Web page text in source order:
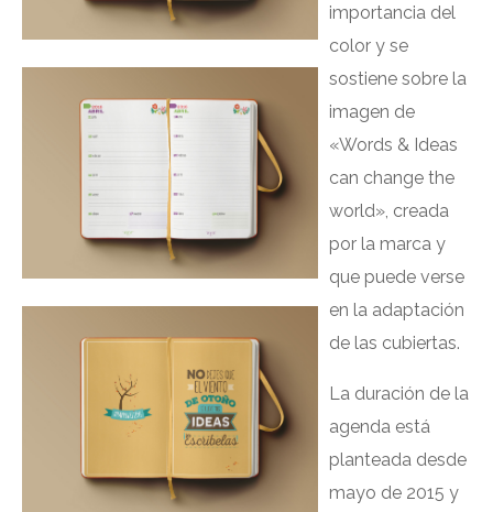
importancia del
color y se
sostiene sobre la
imagen de
«Words & Ideas
can change the
world», creada
por la marca y
que puede verse
en la adaptación
de las cubiertas.
La duración de la
agenda está
planteada desde
mayo de 2015 y